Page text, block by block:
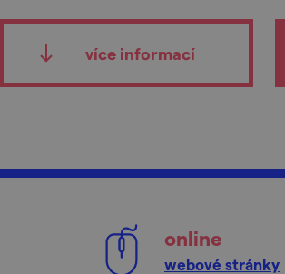
více informací
online
webové stránky